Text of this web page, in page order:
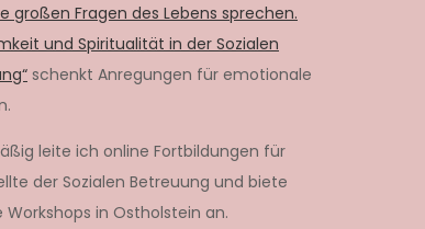
großen Fragen des Lebens sprechen.
und Spiritualität in der Sozialen
schenkt Anregungen für emotionale
leite ich online Fortbildungen für
der Sozialen Betreuung und biete
Workshops in Ostholstein an.